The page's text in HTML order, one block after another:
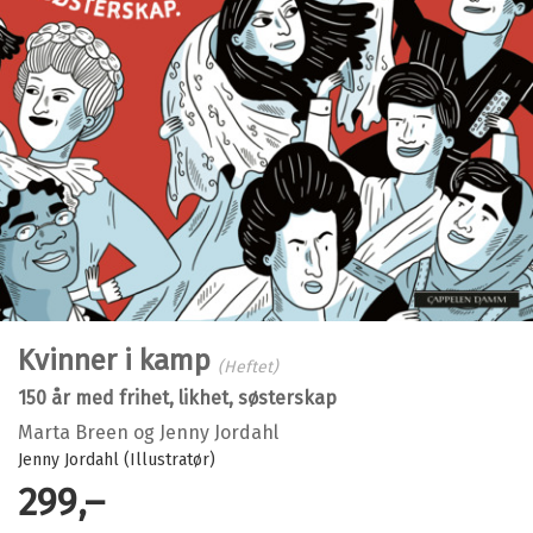
Kvinner i kamp (Heftet)
150 år med frihet, likhet, søsterskap
Marta Breen og Jenny Jordahl
Jenny Jordahl (Illustratør)
299,–